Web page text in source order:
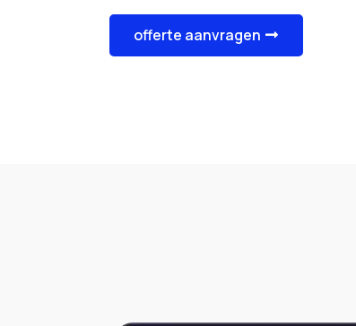
offerte aanvragen